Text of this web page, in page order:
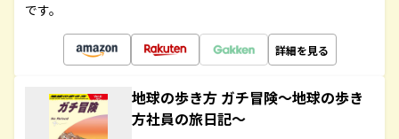
です。
詳細を見る
地球の歩き方 ガチ冒険～地球の歩き
方社員の旅日記～